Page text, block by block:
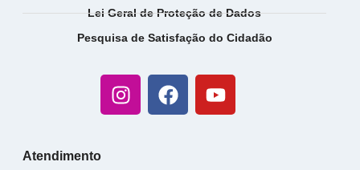
Lei Geral de Proteção de Dados
Pesquisa de Satisfação do Cidadão
Atendimento